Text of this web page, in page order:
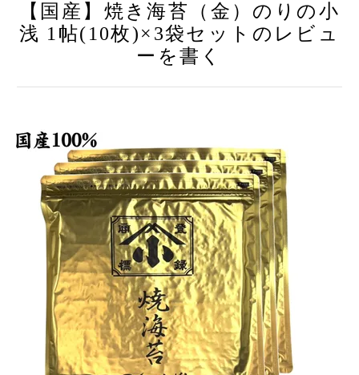
【国産】焼き海苔（金）のりの小
浅 1帖(10枚)×3袋セットのレビュ
ーを書く